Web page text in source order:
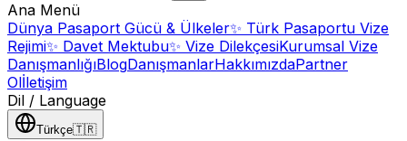
Ana Menü
Dünya Pasaport Gücü & Ülkeler✨ Türk Pasaportu Vize
Rejimi✨ Davet Mektubu✨ Vize DilekçesiKurumsal Vize
DanışmanlığıBlogDanışmanlarHakkımızdaPartner
Olİletişim
Dil / Language
Türkçe🇹🇷